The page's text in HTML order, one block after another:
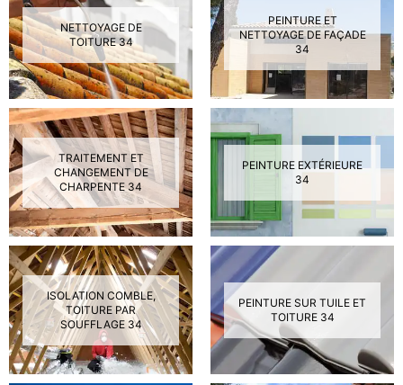
NETTOYAGE DE
TOITURE 34
PEINTURE ET
NETTOYAGE DE FAÇADE
34
TRAITEMENT ET
CHANGEMENT DE
CHARPENTE 34
PEINTURE EXTÉRIEURE
34
ISOLATION COMBLE,
TOITURE PAR
SOUFFLAGE 34
PEINTURE SUR TUILE ET
TOITURE 34